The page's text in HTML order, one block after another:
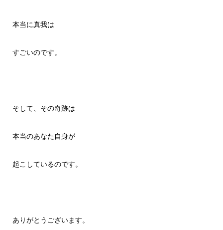
本当に真我は
すごいのです。
そして、その奇跡は
本当のあなた自身が
起こしているのです。
ありがとうございます。